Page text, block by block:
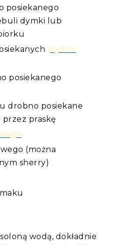
posiekanego
dymki lub
pędów
posiekanego
drobno posiekane
przez praskę
(można
sherry)
wodą, dokładnie